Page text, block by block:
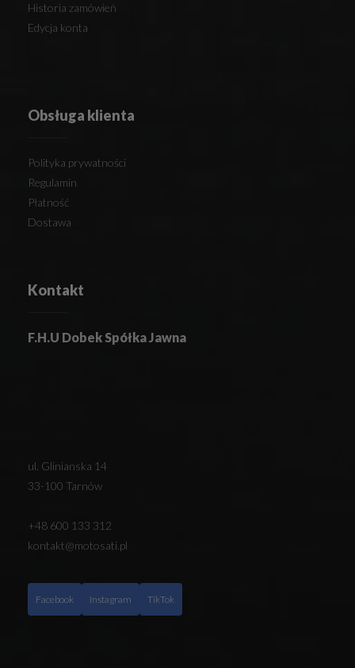
Historia zamówień
Edycja konta
Obsługa klienta
Polityka prywatności
Regulamin
Płatność
Dostawa
Kontakt
F.H.U Dobek Spółka Jawna
ul. Glinianska 14
33-100 Tarnów
+48 600 133 312
kontakt@motosati.pl
Facebook Instagram TikTok